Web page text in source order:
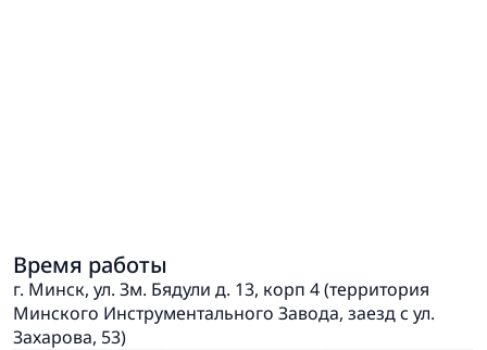
Время работы
г. Минск, ул. Зм. Бядули д. 13, корп 4 (территория
Минского Инструментального Завода, заезд с ул.
Захарова, 53)